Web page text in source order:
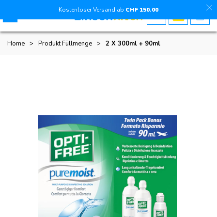
Home > Produkt Füllmenge > 2 X 300ml + 90ml
Kostenloser Versand ab CHF 150.00